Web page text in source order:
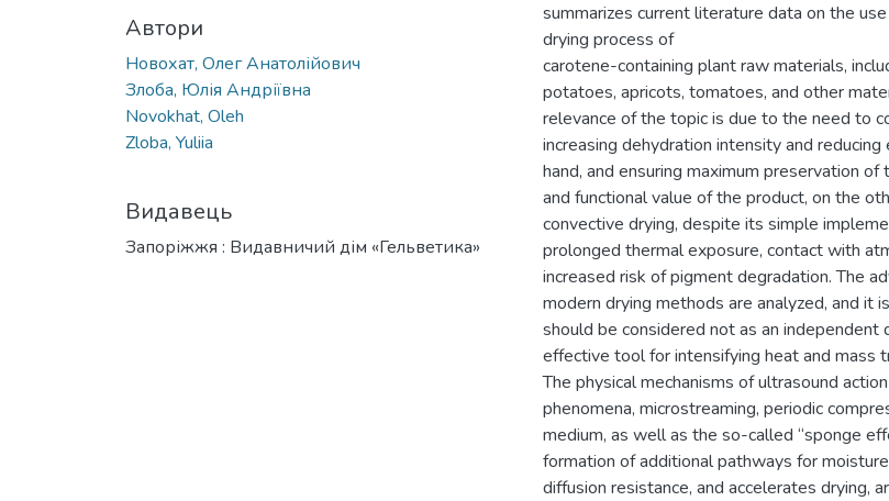
Автори
Новохат, Олег Анатолійович
Злоба, Юлія Андріївна
Novokhat, Oleh
Zloba, Yuliia
Видавець
Запоріжжя : Видавничий дім «Гельветика»
summarizes current literature data on the
drying process of
carotene-containing plant raw materials,
potatoes, apricots, tomatoes, and other
relevance of the topic is due to the need to
increasing dehydration intensity and
hand, and ensuring maximum preservation
and functional value of the product, on the
convective drying, despite its simple
prolonged thermal exposure, contact with
increased risk of pigment degradation. The
modern drying methods are analyzed, and it
should be considered not as an independent
effective tool for intensifying heat and mass
The physical mechanisms of ultrasound
phenomena, microstreaming, periodic
medium, as well as the so-called “sponge
formation of additional pathways for
diffusion resistance, and accelerates drying,